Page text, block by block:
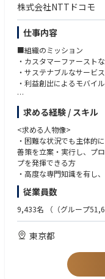
<業務の魅力>
私たちは、新しいコミュ
と進化を続けてきました
する熱意のあるプロフェ
■お客さまにあんしん・
ェクトに中心メンバーと
■ドコモが保有している
ばれる端末調達に挑戦する
■担当業務に関わる社内外
じて、更なるスキルアッ
＝＝＝＝＝＝＝＝＝＝＝
■働き方の目安（※メンバ
リモートスタンダード
https://group.ntt/jp/
■勤務地
・自宅（国内限定）
※業務上の必要性により
■勤務地備考
※出社の場合は以下の
・住所： 東京都千代田
株式会社NTTドコモ
仕事内容
■組織のミッション
・カスタマーファースト
・サステナブルなサービ
・利益創出によるモバイ
■組織の業務概要
・アフターサービスでお
・補償サービスにおける
・事業計画策定業務（
・グローバルベンダー等
■担当いただく業務概要
・AIツールを活用した求
ことで、顧客満足度を担
を実現する
・求償予測システムの運
務、資産価額登録業務等（
・直近の求償実績をベー
求める経験 / スキル
<求める人物像>
・困難な状況でも主体的
善策を立案・実行し、プ
プを発揮できる方
・高度な専門知識を有し
主導できる方
・柔軟性と協調性を持ち
れる方
<求めるスキル>
以下のすべての経験を有す
・調達業務の経験（2年以
・会計業務（資産評価、
・データ分析、AIツール
従業員数
9,433名 （（グループ
東京都